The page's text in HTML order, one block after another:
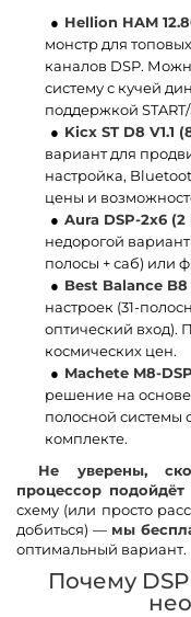
Hellion HAM
монстр для
каналов DSP.
систему с кучей
поддержкой
Kicx ST D8 V1.1
вариант для
настройка,
цены и
Aura DSP-2x6
недорогой
полосы + саб) или
Best Balance
настроек (31-
оптический вход).
космических цен.
Machete M8-
решение на основе
полосной системы
комплекте.
Не уверены,
процессор
схему (или просто
добиться) — мы
оптимальный вариант.
Почему